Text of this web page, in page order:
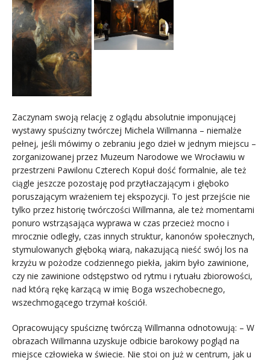
Zaczynam swoją relację z oglądu absolutnie imponującej
wystawy spuścizny twórczej Michela Willmanna – niemalże
pełnej, jeśli mówimy o zebraniu jego dzieł w jednym miejscu –
zorganizowanej przez Muzeum Narodowe we Wrocławiu w
przestrzeni Pawilonu Czterech Kopuł dość formalnie, ale też
ciągle jeszcze pozostaję pod przytłaczającym i głęboko
poruszającym wrażeniem tej ekspozycji. To jest przejście nie
tylko przez historię twórczości Willmanna, ale też momentami
ponuro wstrząsająca wyprawa w czas przecież mocno i
mrocznie odległy, czas innych struktur, kanonów społecznych,
stymulowanych głęboką wiarą, nakazującą nieść swój los na
krzyżu w pożodze codziennego piekła, jakim było zawinione,
czy nie zawinione odstępstwo od rytmu i rytuału zbiorowości,
nad którą rękę karzącą w imię Boga wszechobecnego,
wszechmogącego trzymał kościół.
Opracowujący spuściznę twórczą Willmanna odnotowują: – W
obrazach Willmanna uzyskuje odbicie barokowy pogląd na
miejsce człowieka w świecie. Nie stoi on już w centrum, jak u